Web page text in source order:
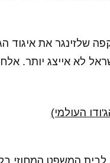
תקפה שלזינגר את
לא אייצג יותר.
המשפט המחוזי